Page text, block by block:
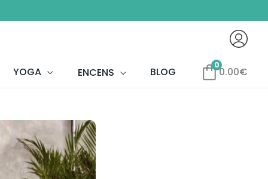
YOGA ENCENS BLOG
0
0.00€